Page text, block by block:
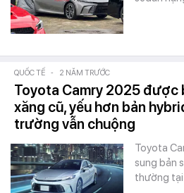
QUỐC TẾ - 2 NĂM TRƯỚC
Toyota Camry 2025 được
xăng cũ, yếu hơn bản
trường vẫn chuộng
Toyota
sung bản
thường